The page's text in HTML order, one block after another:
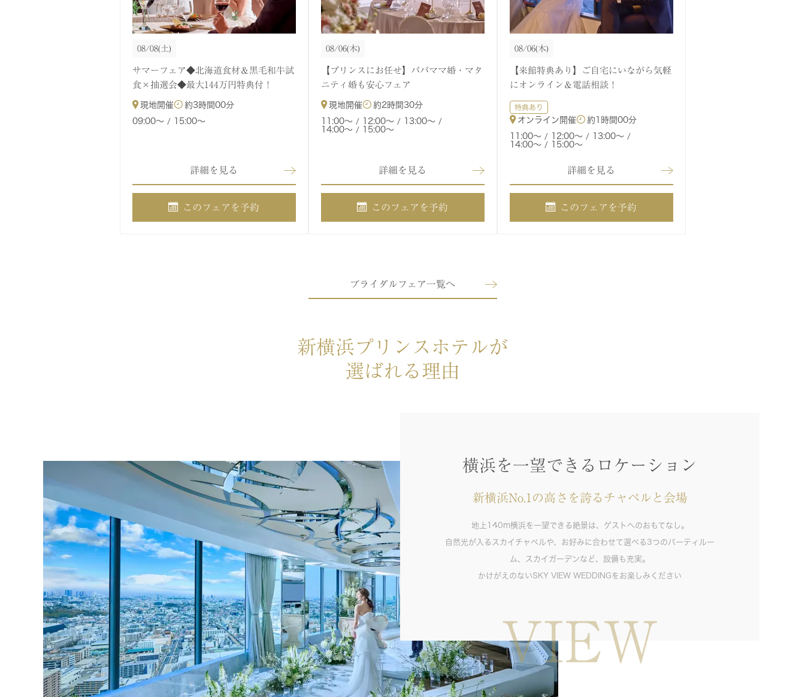
08/08(土)
サマーフェア◆北海道食材＆黒毛和牛試
食×抽選会◆最大144万円特典付！
現地開催 約3時間00分
09:00〜
15:00〜
詳細を見る
このフェアを予約
08/06(木)
【プリンスにお任せ】パパママ婚・マタ
ニティ婚も安心フェア
現地開催 約2時間30分
11:00〜
12:00〜
13:00〜
14:00〜
15:00〜
詳細を見る
このフェアを予約
08/06(木)
【来館特典あり】ご自宅にいながら気軽
にオンライン＆電話相談！
特典あり
オンライン開催 約 1時間00分
11:00〜
12:00〜
13:00〜
14:00〜
15:00〜
詳細を見る
このフェアを予約
ブライダルフェア一覧へ
新横浜プリンスホテルが
選ばれる理由
横浜を一望できるロケーション
新横浜No.1の高さを誇るチャペルと会場
地上140m横浜を一望できる絶景は、ゲストへのおもてなし。
自然光が入るスカイチャペルや、お好みに合わせて選べる3つのパーティルー
ム、スカイガーデンなど、設備も充実。
かけがえのないSKY VIEW WEDDINGをお楽しみください
VIEW